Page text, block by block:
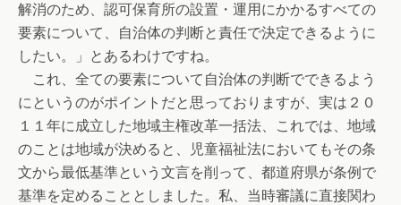
解消のため、認可保育所の設置・運用にかかるすべての
要素について、自治体の判断と責任で決定できるように
したい。」とあるわけですね。
これ、全ての要素について自治体の判断でできるよう
にというのがポイントだと思っておりますが、実は２０
１１年に成立した地域主権改革一括法、これでは、地域
のことは地域が決めると、児童福祉法においてもその条
文から最低基準という文言を削って、都道府県が条例で
基準を定めることとしました。私、当時審議に直接関わ